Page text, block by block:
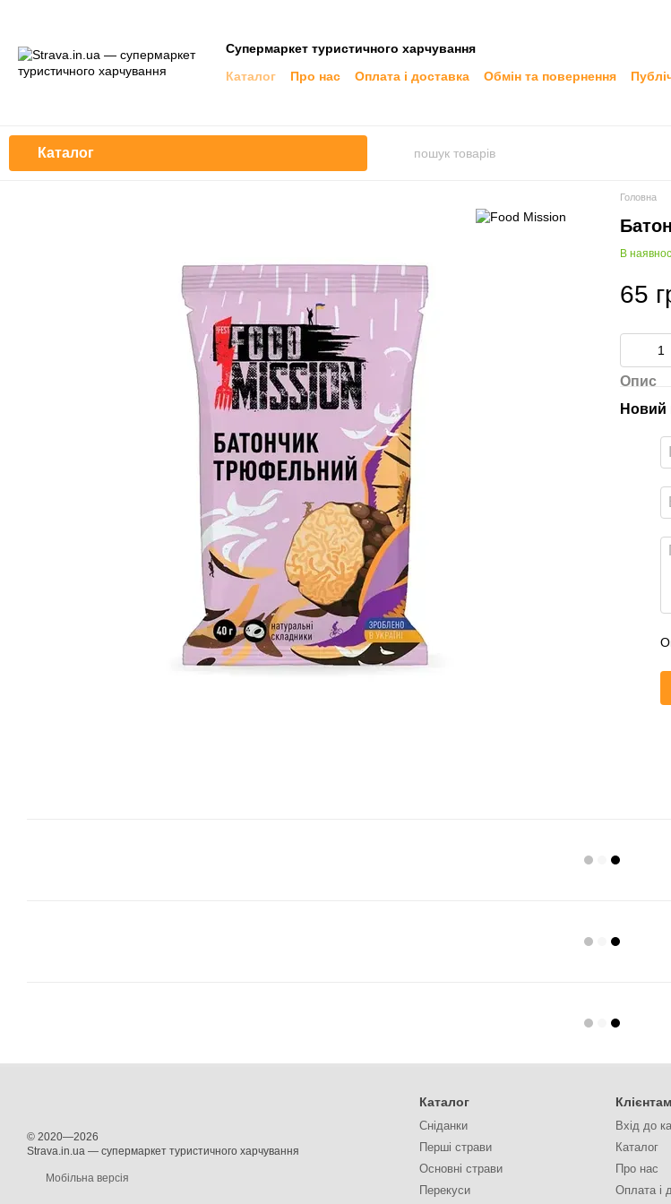
Супермаркет туристичного харчування
Каталог
Про нас Оплата і доставка Обмін та повернення
Каталог
Головна
В
65
Опис
Новий
© 2020—2026
Strava.in.ua — супермаркет туристичного харчування
Мобільна версія
Каталог
Сніданки
Перші страви
Основні страви
Перекуси
Клієнтам
Вхід до
Каталог
Про нас
Оплата і